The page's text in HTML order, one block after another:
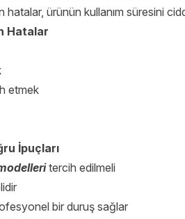
ürünün kullanım süresini
Hatalar
etmek
İpuçları
tercih edilmeli
bir duruş sağlar